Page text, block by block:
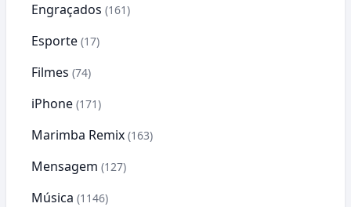
Engraçados (161)
Esporte (17)
Filmes (74)
iPhone (171)
Marimba Remix (163)
Mensagem (127)
Música (1146)